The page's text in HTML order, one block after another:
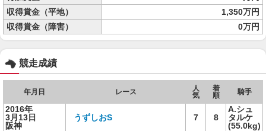
収得賞金（平地）
1,350万円
収得賞金（障害）
0万円
競走成績
年月日 レース
人
気
着
順
騎手
2016年
3月13日
阪神
うずしおS 7 8
A.シュ
タルケ
(55.0kg)